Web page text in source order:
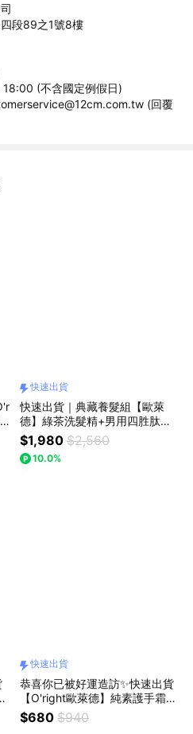
段89之1號8樓
(不含國定例假日)
(回覆
快速出貨
快速出貨｜典藏養髮組【歐萊
德】綠茶洗髮精+男用四胜肽賦
活養髮液 (贈髮油+提袋)
$1,980 $2,560
10.0%
快速出貨
恭喜你已被好運造訪✨快速出貨
【O'right歐萊德】純素護手霜+1
00%天然牙膏禮盒(贈品牌環保提
袋) 純素
$680 $940